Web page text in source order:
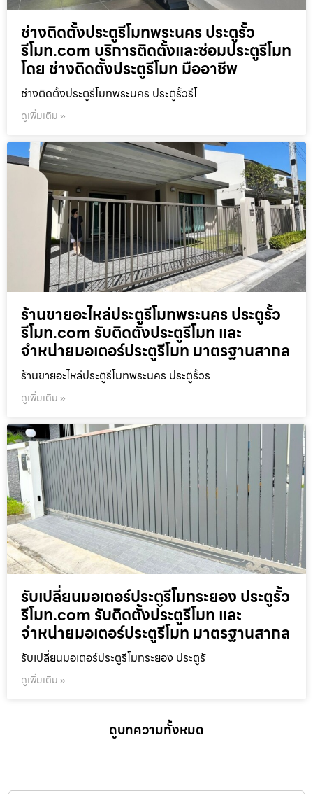
ช่างติดตั้งประตูรีโมทพระนคร ประตูรั้ว
รีโมท.com บริการติดตั้งและซ่อมประตูรีโมท
โดย ช่างติดตั้งประตูรีโมท มืออาชีพ
ช่างติดตั้งประตูรีโมทพระนคร ประตูรั้วรีโ
ดูเพิ่มเติม »
ร้านขายอะไหล่ประตูรีโมทพระนคร ประตูรั้ว
รีโมท.com รับติดตั้งประตูรีโมท และ
จำหน่ายมอเตอร์ประตูรีโมท มาตรฐานสากล
ร้านขายอะไหล่ประตูรีโมทพระนคร ประตูรั้วร
ดูเพิ่มเติม »
รับเปลี่ยนมอเตอร์ประตูรีโมทระยอง ประตูรั้ว
รีโมท.com รับติดตั้งประตูรีโมท และ
จำหน่ายมอเตอร์ประตูรีโมท มาตรฐานสากล
รับเปลี่ยนมอเตอร์ประตูรีโมทระยอง ประตูรั
ดูเพิ่มเติม »
ดูบทความทั้งหมด